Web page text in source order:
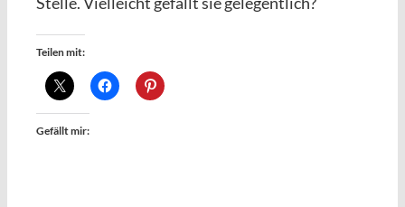
Teilen mit:
Gefällt mir: